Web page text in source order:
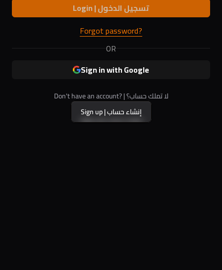
Login | تسجيل الدخول
Forgot password?
OR
Sign in with Google
Don't have an account? | لا تملك حساب؟
Sign up | إنشاء حساب
Sign up | إنشاء حساب